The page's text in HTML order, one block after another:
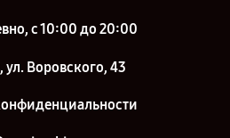
с 10:00 до 20:00
ул. Воровского, 43